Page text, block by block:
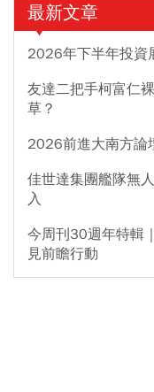
最新文章
2026年下半年投資
友達二把手柯富仁
草？
2026前進大南方論
佳世達集團艦隊無
入
今周刊30週年特輯
見前瞻行動